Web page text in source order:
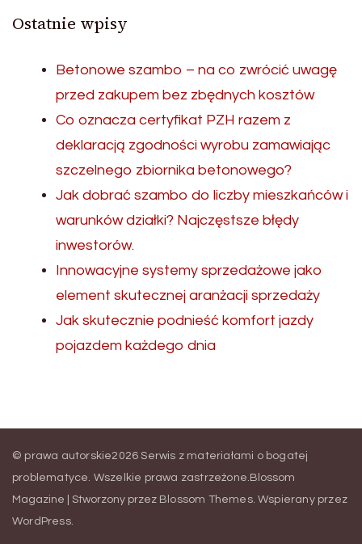
Ostatnie wpisy
Betonowe szambo – na co zwrócić uwagę
przed zakupem bez zbędnych kosztów
Co oznacza certyfikat PZH razem z
deklaracją zgodności wyrobu zamawiając
szczelnego zbiornika betonowego?
Jak dobrać szambo do liczby mieszkańców i
warunków działki? Najczęstsze błędy
inwestorów.
Innowacyjne systemy sprzedażowe jako
element skutecznej aranżacji sprzedaży
Jak skutecznie podnieść komfort jazdy
pojazdem każdego dnia
© prawa autorskie2026Serwis z materiałami o bogatej
problematyce. Wszelkie prawa zastrzeżone. Blossom
Magazine | Stworzony przez Blossom Themes. Wspierany przez
WordPress.